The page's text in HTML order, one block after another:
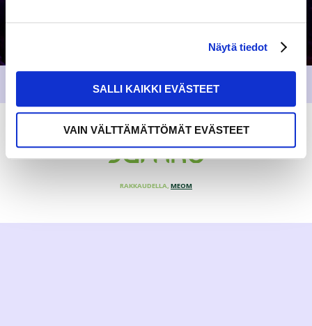
Näytä tiedot
SALLI KAIKKI EVÄSTEET
VAIN VÄLTTÄMÄTTÖMÄT EVÄSTEET
RAKKAUDELLA, MEOM